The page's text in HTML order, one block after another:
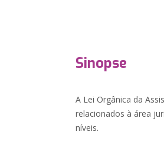
Sinopse
A Lei Orgânica da
relacionados à área
níveis.